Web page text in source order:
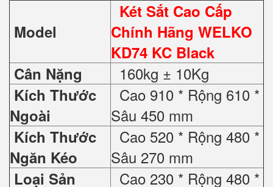
Model
Két Sắt Cao Cấp
Chính Hãng WELKO
KD74 KC Black
Cân Nặng
160kg ± 10Kg
Kích Thước
Ngoài
Cao 910 * Rộng 610 *
Sâu 450 mm
Kích Thước
Ngăn Kéo
Cao 520 * Rộng 480 *
Sâu 270 mm
Loại Sản
Cao 230 * Rộng 480 *